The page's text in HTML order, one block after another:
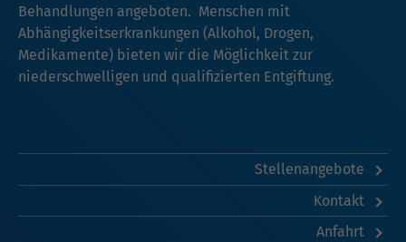
Behandlungen angeboten. Menschen mit
Abhängigkeitserkrankungen (Alkohol, Drogen,
Medikamente) bieten wir die Möglichkeit zur
niederschwelligen und qualifizierten Entgiftung.
Stellenangebote
Kontakt
Anfahrt